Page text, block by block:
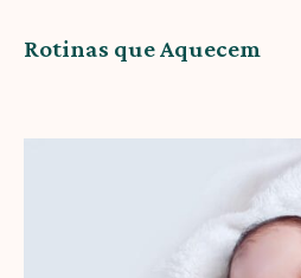
Rotinas que Aquecem